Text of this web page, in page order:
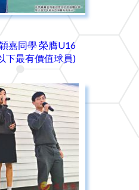
嘉同學 榮膺U16
下最有價值球員)